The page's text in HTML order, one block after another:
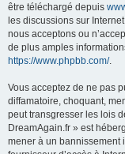
être téléchargé depuis
les discussions sur
nous acceptons ou
de plus amples
https://www.phpbb.com/.
Vous acceptez de ne pas
diffamatoire, choquant,
peut transgresser les lois
DreamAgain.fr » est
mener à un bannissement